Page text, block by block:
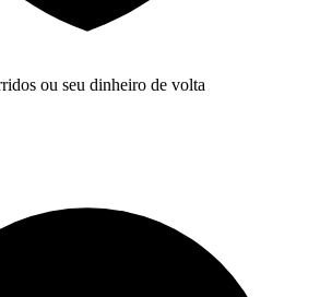
ou seu dinheiro de volta